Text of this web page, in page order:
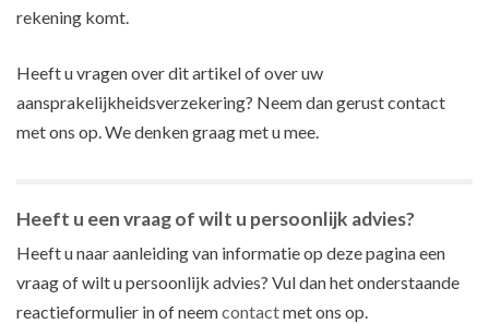
rekening komt.
Heeft u vragen over dit artikel of over uw
aansprakelijkheidsverzekering? Neem dan gerust contact
met ons op. We denken graag met u mee.
Heeft u een vraag of wilt u persoonlijk advies?
Heeft u naar aanleiding van informatie op deze pagina een
vraag of wilt u persoonlijk advies? Vul dan het onderstaande
reactieformulier in of neemcontactmet ons op.